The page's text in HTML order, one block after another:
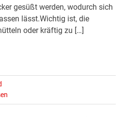
gesüßt werden, wodurch sich
lässt.Wichtig ist, die
oder kräftig zu […]